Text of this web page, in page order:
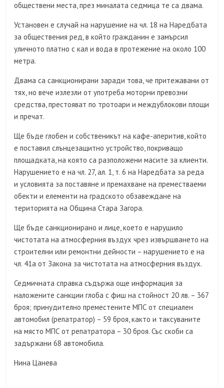
обществени места, през миналата седмица те са двама.
Установен е случай на нарушение на чл. 18 на Наредбата
за обществения ред, в който гражданин е замърсил
уличното платно с кал и вода в протежение на около 100
метра.
Двама са санкционирани заради това, че притежавани от
тях, но вече излезли от употреба моторни превозни
средства, престояват по тротоари и междублокови площи
и пречат.
Ще бъде глобен и собственикът на кафе-аперитив, който
е поставил слънцезащитно устройство, покриващо
площадката, на която са разположени масите за клиенти.
Нарушението е на чл. 27, ал. 1, т. 6 на Наредбата за реда
и условията за поставяне и премахване на преместваеми
обекти и елементи на градското обзавеждане на
територията на Община Стара Загора.
Ще бъде санкционирано и лице, което е нарушило
чистотата на атмосферния въздух чрез извършването на
строителни или ремонтни дейности – нарушението е на
чл. 41а от Закона за чистотата на атмосферния въздух.
Седмичната справка съдържа още информация за
наложените санкции глоба с фиш на стойност 20 лв. – 367
броя; принудително преместените МПС от специален
автомобил (репатратор) – 59 броя, както и таксуваните
на място МПС от репатратора – 30 броя. Със скоби са
задържани 68 автомобила.
Нина Цанева